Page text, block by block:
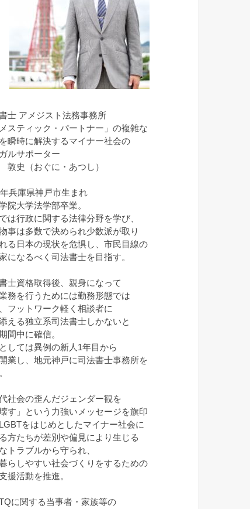
士 アメジスト法務事務所
メスティック・パートナー」の複雑な
瞬時に解決するマイナー社会の
ルサポーター
史（おぐに・あつし）
兵庫県神戸市生まれ
院大学法学部卒業。
は行政に関する法律分野を学び、
事は多数で決められ少数派が取り
る日本の現状を危惧し、市民目線の
になるべく司法書士を目指す。
士資格取得後、親身になって
務を行うためには勤務形態では
フットワーク軽く相談者に
える独立系司法書士しかないと
間中に確信。
しては異例の新人1年目から
業し、地元神戸に司法書士事務所を
代社会の歪んだジェンダー観を
す」という力強いメッセージを旗印
をはじめとしたマイナー社会に
方たちが差別や偏見により生じる
トラブルから守られ、
らしやすい社会づくりをするための
援活動を推進。
に関する当事者・家族等の